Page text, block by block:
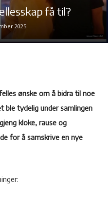
få til?
2025
ønske om å bidra til noe
ble tydelig under samlingen
kloke, rause og
for å samskrive en nye